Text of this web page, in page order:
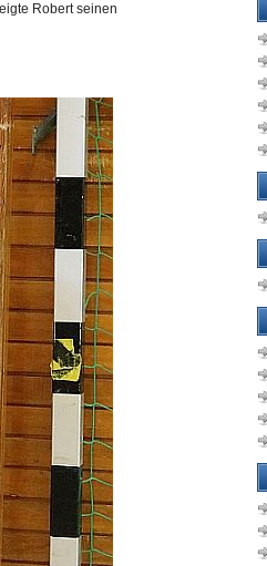
Robert seinen